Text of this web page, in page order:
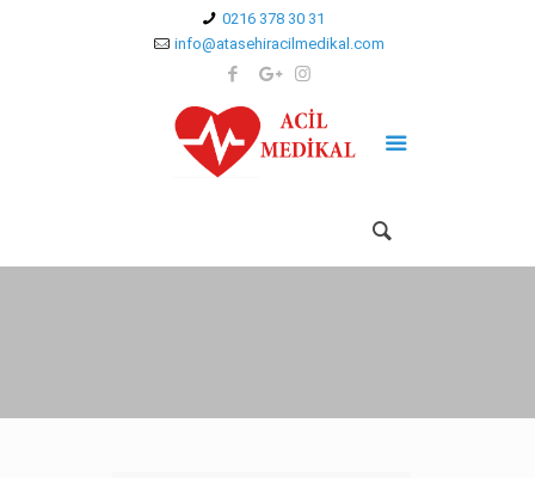
0216 378 30 31
info@atasehiracilmedikal.com